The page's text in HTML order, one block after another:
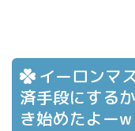
イーロンマ
済手段にする
き始めたよーw